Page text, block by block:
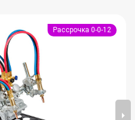
Рассрочка 0-0-12